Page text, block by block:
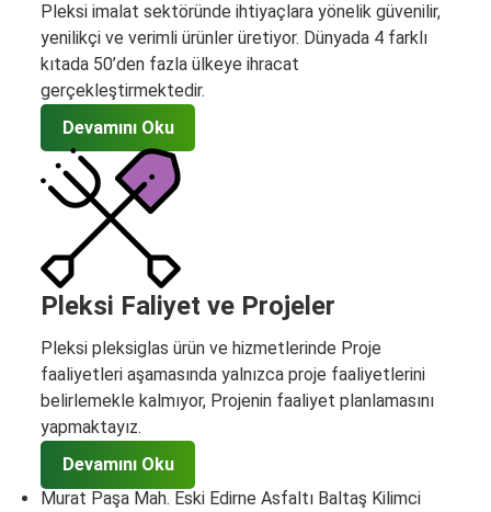
Pleksi imalat sektöründe ihtiyaçlara yönelik güvenilir,
yenilikçi ve verimli ürünler üretiyor. Dünyada 4 farklı
kıtada 50’den fazla ülkeye ihracat
gerçekleştirmektedir.
Devamını Oku
Pleksi Faliyet ve Projeler
Pleksi pleksiglas ürün ve hizmetlerinde Proje
faaliyetleri aşamasında yalnızca proje faaliyetlerini
belirlemekle kalmıyor, Projenin faaliyet planlamasını
yapmaktayız.
Devamını Oku
Murat Paşa Mah. Eski Edirne Asfaltı Baltaş Kilimci